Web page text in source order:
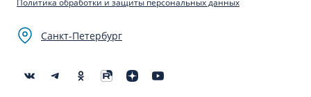
Политика обработки и защиты персональных данных
Санкт-Петербург